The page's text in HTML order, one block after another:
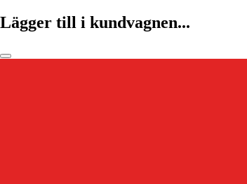
Lägger till i kundvagnen...